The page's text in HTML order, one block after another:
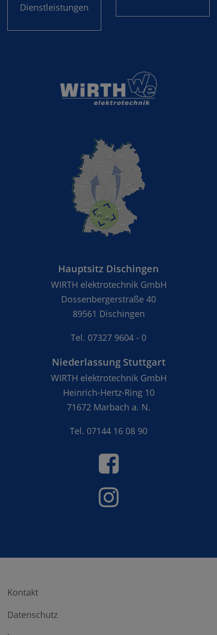
Dienst­leistungen
Hauptsitz Dischingen
WIRTH elektrotechnik GmbH
Dossenbergerstraße 40
89561 Dischingen
Tel. 07327 9604 - 0
Niederlassung Stuttgart
WIRTH elektrotechnik GmbH
Heinrich-Hertz-Ring 10
71672 Marbach a. N.
Tel. 07144 16 08 90
Kontakt
Datenschutz